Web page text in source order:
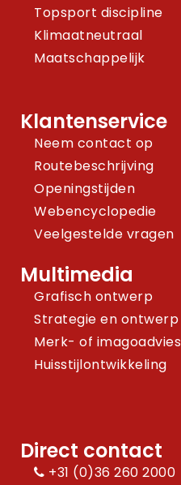
Topsport discipline
Klimaatneutraal
Maatschappelijk
Klantenservice
Neem contact op
Routebeschrijving
Openingstijden
Webencyclopedie
Veelgestelde vragen
Multimedia
Grafisch ontwerp
Strategie en ontwerp
Merk- of imagoadvies
Huisstijlontwikkeling
Direct contact
+31 (0)36 260 2000